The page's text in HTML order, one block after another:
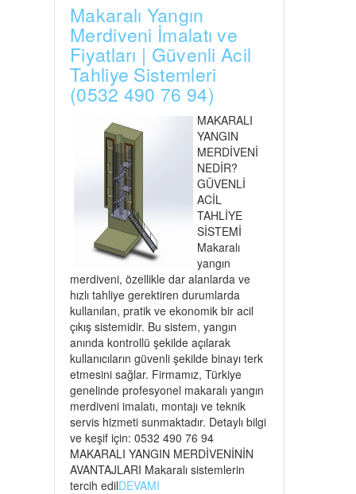
Makaralı Yangın
Merdiveni İmalatı ve
Fiyatları | Güvenli Acil
Tahliye Sistemleri
(0532 490 76 94)
MAKARALI
YANGIN
MERDİVENİ
NEDİR?
GÜVENLİ
ACİL
TAHLİYE
SİSTEMİ
Makaralı
yangın
merdiveni, özellikle dar alanlarda ve
hızlı tahliye gerektiren durumlarda
kullanılan, pratik ve ekonomik bir acil
çıkış sistemidir. Bu sistem, yangın
anında kontrollü şekilde açılarak
kullanıcıların güvenli şekilde binayı terk
etmesini sağlar. Firmamız, Türkiye
genelinde profesyonel makaralı yangın
merdiveni imalatı, montajı ve teknik
servis hizmeti sunmaktadır. Detaylı bilgi
ve keşif için: 0532 490 76 94
MAKARALI YANGIN MERDİVENİNİN
AVANTAJLARI Makaralı sistemlerin
tercih edilDEVAMI